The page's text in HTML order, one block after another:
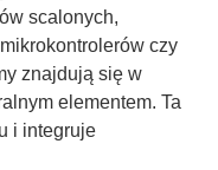
scalonych,
czy
znajdują się w
elementem. Ta
i integruje